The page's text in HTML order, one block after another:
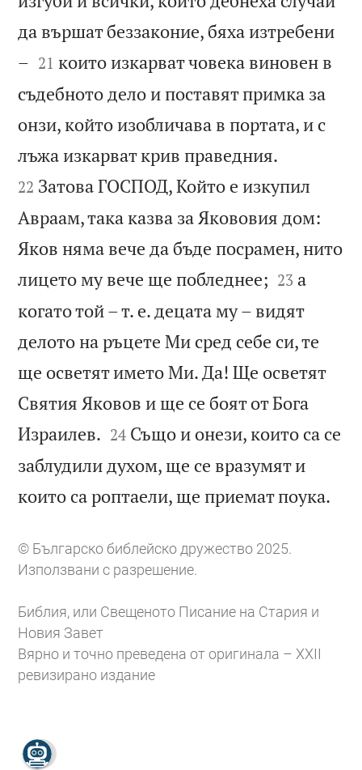
да вършат беззаконие, бяха изтребени
– 

21 които изкарват човека виновен в
съдебното дело и поставят примка за
онзи, който изобличава в портата, и с
лъжа изкарват крив праведния.
22 Затова ГОСПОД, Който е изкупил
Авраам, така казва за Якововия дом:
Яков няма вече да бъде посрамен, нито
лицето му вече ще побледнее; 

23 а
когато той – т. е. децата му – видят
делото на ръцете Ми сред себе си, те
ще осветят името Ми. Да! Ще осветят
Святия Яковов и ще се боят от Бога
Израилев. 

24 Също и онези, които са се
заблудили духом, ще се вразумят и
които са роптаели, ще приемат поука.
© Българско библейско дружество 2025.
Използвани с разрешение.
Библия, или Свещеното Писание на Стария и
Новия Завет
Вярно и точно преведена от оригинала – XXII
ревизирано издание